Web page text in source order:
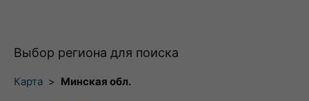
Выбор региона для поиска
Карта > Минская обл.